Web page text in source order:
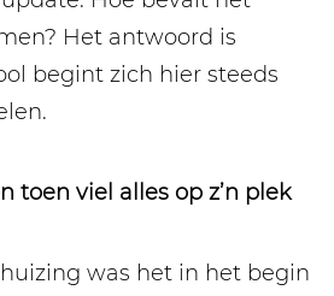
Het antwoord is
begint zich hier steeds
toen viel alles op z’n plek
was het in het begin